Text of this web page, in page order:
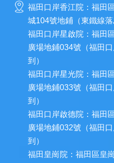
福田口岸香江院：福田
城104號地鋪（東鐵線落
福田口岸星啟院：福田
廣場地鋪034號（福田
到）
福田口岸星光院：福田
廣場地鋪033號（福田
到）
福田口岸啟德院：福田
廣場地鋪032號（福田
到）
福田皇崗院：福田區皇